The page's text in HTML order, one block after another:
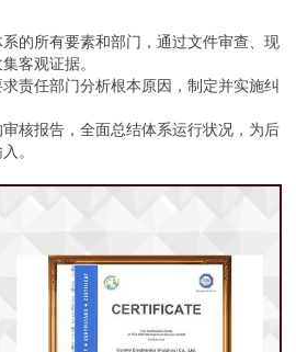
的所有要素和部门，通过文件审查、现
客观证据。
责任部门分析根本原因，制定并实施纠
核报告，全面总结体系运行状况，为后
。